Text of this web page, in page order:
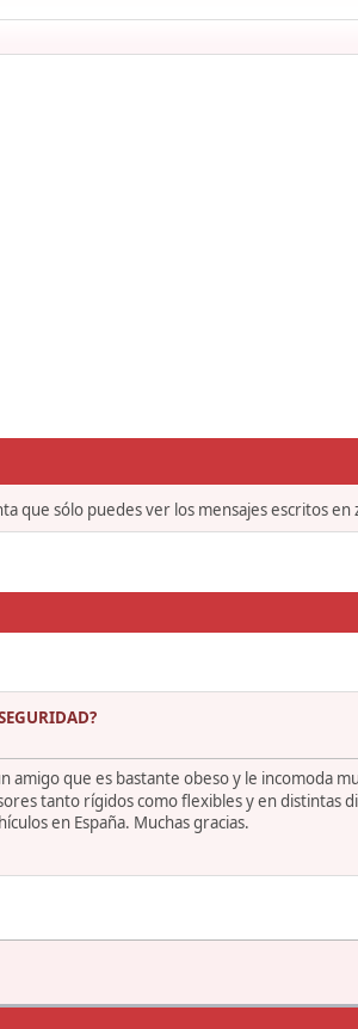
que sólo puedes ver los mensajes escritos
que es bastante obeso y le incomoda
tanto rígidos como flexibles y en distintas
en España. Muchas gracias.